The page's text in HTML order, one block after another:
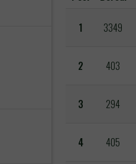
1 3349
2 403
3 294
4 405